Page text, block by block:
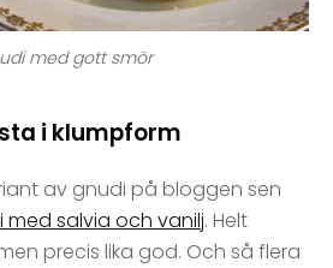
med gott smör
i klumpform
av gnudi på bloggen sen
salvia och vanilj. Helt
precis lika god. Och så flera